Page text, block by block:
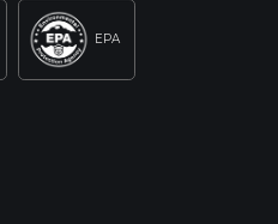
EPA